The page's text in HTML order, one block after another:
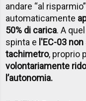
andare “al
automaticamente
50% di carica. A
spinta e l'EC-03
tachimetro, proprio
volontariamente
l’autonomia.